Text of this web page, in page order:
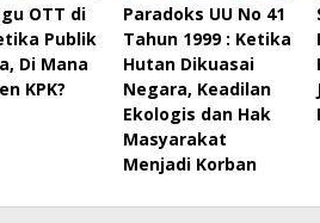
OTT di
Publik
Di Mana
KPK?
Paradoks UU No 41
Tahun 1999 : Ketika
Hutan Dikuasai
Negara, Keadilan
Ekologis dan Hak
Masyarakat
Menjadi Korban